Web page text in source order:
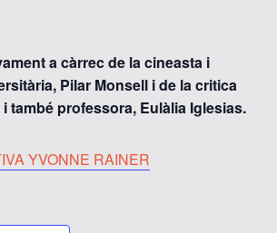
a càrrec de la cineasta i
Pilar Monsell i de la critica
també professora, Eulàlia Iglesias.
YVONNE RAINER